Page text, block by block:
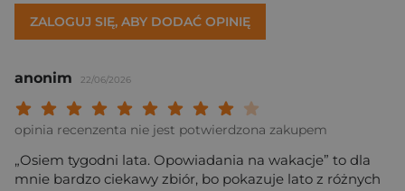
ZALOGUJ SIĘ, ABY DODAĆ OPINIĘ
anonim 22/06/2026
Twoja ocena:
Twoja ocena: Wybitna 9/
Twoja ocena: Rewelacyjna 8/
Twoja ocena: Bardzo dobra 7/10"
Twoja ocena: Dobra 6/10"
Twoja ocena: Przeciętna 5/10"
Twoja ocena: Może być 4/10"
Twoja ocena: Słaba 3/10"
Twoja ocena: Bardzo słaba 2/10"
Twoja ocena: Beznadziejna 1/10"
opinia recenzenta nie jest potwierdzona zakupem
„Osiem tygodni lata. Opowiadania na wakacje” to dla
mnie bardzo ciekawy zbiór, bo pokazuje lato z różnych